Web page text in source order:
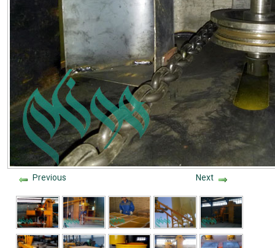
Previous Next